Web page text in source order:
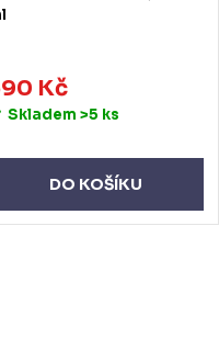
Kč
Skladem >5 ks
DO KOŠÍKU